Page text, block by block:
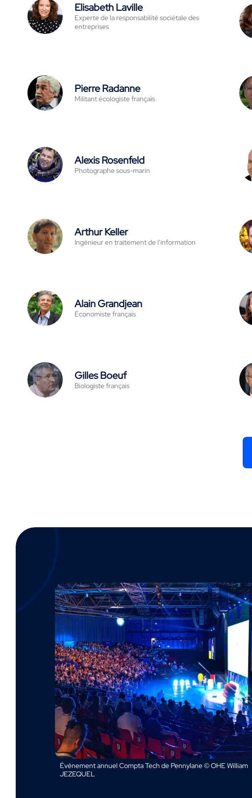
Elisabeth Laville
Experte de la responsabilité sociétale des
entreprises
Pierre Radanne
Militant écologiste français
Alexis Rosenfeld
Photographe sous-marin
Arthur Keller
Ingénieur en traitement de l'information
Alain Grandjean
Économiste français
Gilles Boeuf
Biologiste français
Événement annuel Compta Tech de Pennylane © OHE William
JEZEQUEL